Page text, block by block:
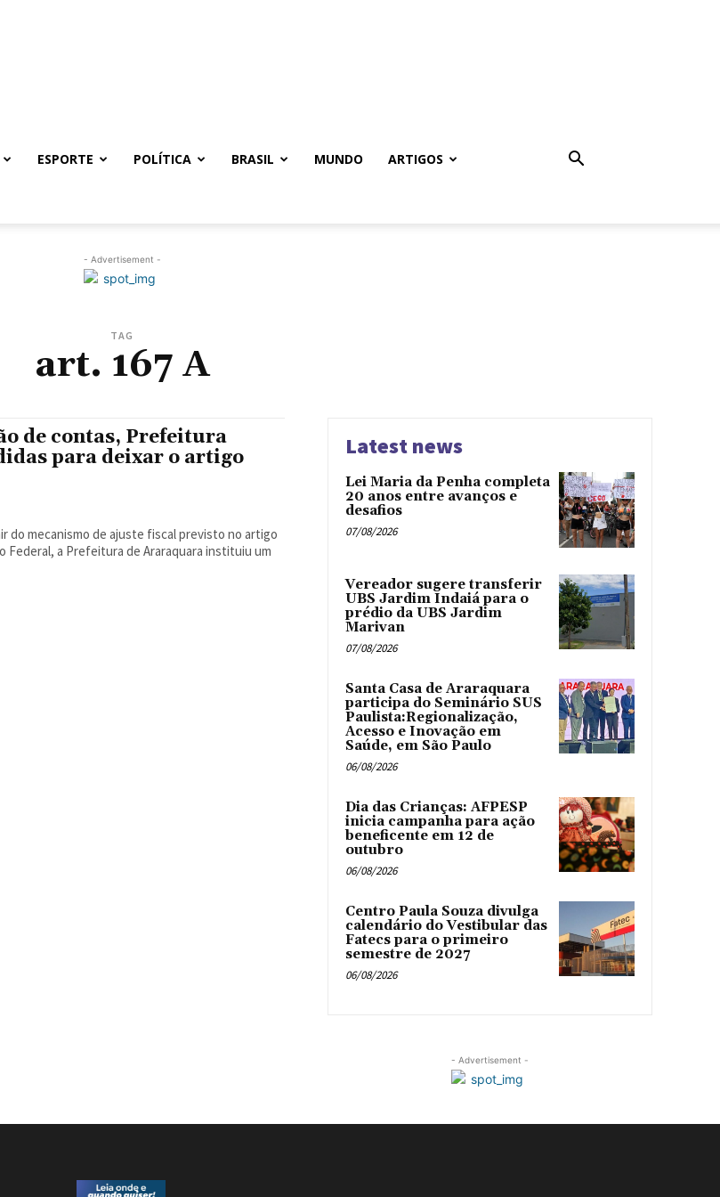
ESPORTE POLÍTICA BRASIL MUNDO ARTIGOS
- Advertisement -
TAG
art. 167 A
de contas, Prefeitura
para deixar o artigo
do mecanismo de ajuste fiscal previsto no artigo
Federal, a Prefeitura de Araraquara instituiu um
Latest news
Lei Maria da Penha completa
20 anos entre avanços e
desafios
07/08/2026
Vereador sugere transferir
UBS Jardim Indaiá para o
prédio da UBS Jardim
Marivan
07/08/2026
Santa Casa de Araraquara
participa do Seminário SUS
Paulista:Regionalização,
Acesso e Inovação em
Saúde, em São Paulo
06/08/2026
Dia das Crianças: AFPESP
inicia campanha para ação
beneficente em 12 de
outubro
06/08/2026
Centro Paula Souza divulga
calendário do Vestibular das
Fatecs para o primeiro
semestre de 2027
06/08/2026
- Advertisement -